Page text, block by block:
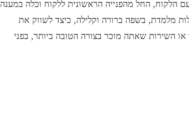
הלקוח, החל מהפנייה הראשונית ללקוח וכלה במענה
מלמדת, בשפה ברורה וקלילה, כיצד לשווק את
השירות שאתה מוכר בצורה הטובה ביותר, בפני